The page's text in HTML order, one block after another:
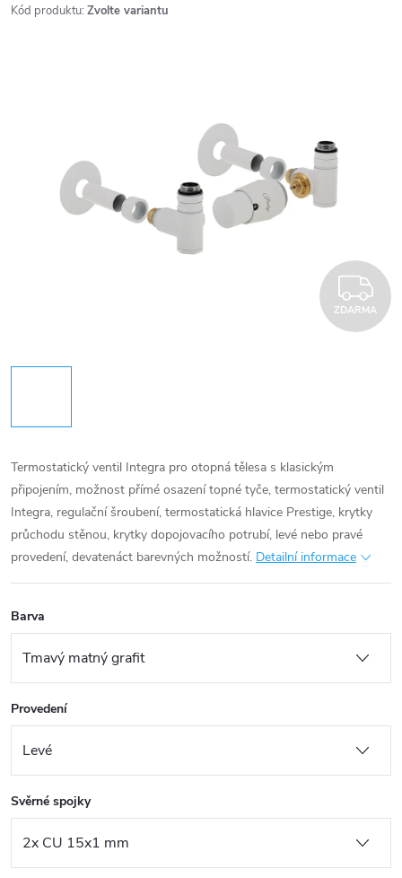
Kód produktu: Zvolte variantu
ZDARMA
Termostatický ventil Integra pro otopná tělesa s klasickým
připojením, možnost přímé osazení topné tyče, termostatický ventil
Integra, regulační šroubení, termostatická hlavice Prestige, krytky
průchodu stěnou, krytky dopojovacího potrubí, levé nebo pravé
provedení, devatenáct barevných možností. Detailní informace
Barva
Provedení
Svěrné spojky